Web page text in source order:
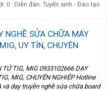
0 Diễn đàn: Tuyển sinh - Đào tạo
NGHỀ SỬA CHỮA MÁY
UY TÍN, CHUYÊN
TỬ TIG, MIG 0933102666 DẠY
MIG, CHUYÊN NGHIỆP Hotline
và dạy truyền nghề sửa chữa board